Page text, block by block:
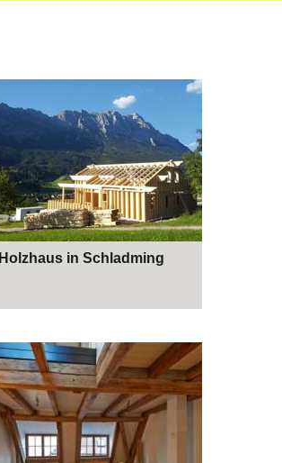
Holzhaus in Schladming